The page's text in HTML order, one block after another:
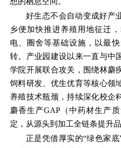
好生态不会自动变成好
乡便加快推进养殖用地征迁
电、圈舍等基础设施，以最
转。产业园建设以来一直与中
学院开展联合攻关，围绕林麝
饲料研发、优生优育等核心领
养殖技术瓶颈，持续深化校企
麝香生产GAP（中药材生产
定，从源头到加工全链条提升
正是凭借厚实的“绿色家